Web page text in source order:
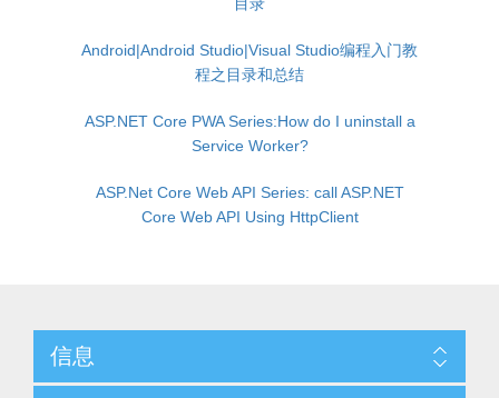
Android|Android Studio|Visual Studio编程入门教
程之目录和总结
ASP.NET Core PWA Series:How do I uninstall a
Service Worker?
ASP.Net Core Web API Series: call ASP.NET
Core Web API Using HttpClient
信息